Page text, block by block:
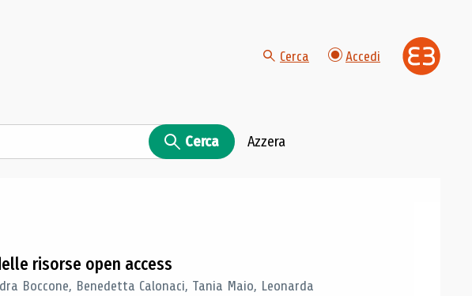
Cerca Accedi
Cerca Azzera
risorse open access
Boccone, Benedetta Calonaci, Tania Maio, Leonarda